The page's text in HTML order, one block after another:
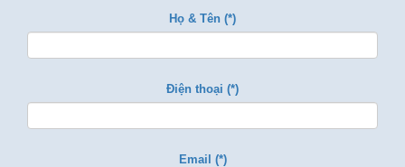
Họ & Tên (*)
Điện thoại (*)
Email (*)